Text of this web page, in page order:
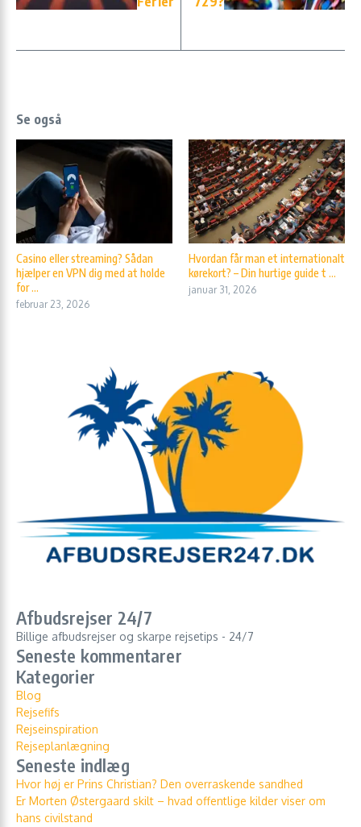
Se også
Casino eller streaming? Sådan
hjælper en VPN dig med at holde
for ...
februar 23, 2026
Hvordan får man et internationalt
kørekort? – Din hurtige guide t ...
januar 31, 2026
Afbudsrejser 24/7
Billige afbudsrejser og skarpe rejsetips - 24/7
Seneste kommentarer
Kategorier
Blog
Rejsefifs
Rejseinspiration
Rejseplanlægning
Seneste indlæg
Hvor høj er Prins Christian? Den overraskende sandhed
Er Morten Østergaard skilt – hvad offentlige kilder viser om
hans civilstand